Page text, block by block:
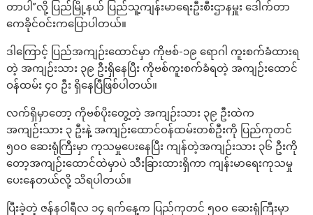
တာပါ”လို့ ပြည်မြို့နယ် ပြည်သူ့ကျန်းမာရေးဦးစီးဌာနမှူး ဒေါက်တာ
ကေခိုင်ဝင်းကပြောပါတယ်။
ဒါကြောင့် ပြည်အကျဉ်းထောင်မှာ ကိုဗစ်-၁၉ ရောဂါ ကူးစက်ခံထားရ
တဲ့ အကျဉ်းသား ၃၉ ဦးရှိနေပြီး ကိုဗစ်ကူးစက်ခံရတဲ့ အကျဉ်းထောင်
ဝန်ထမ်း ၄၀ ဦး ရှိနေပြီဖြစ်ပါတယ်။
လက်ရှိမှာတော့ ကိုဗစ်ပိုးတွေ့တဲ့ အကျဉ်းသား ၃၉ ဦးထဲက
အကျဉ်းသား ၃ ဦးနဲ့ အကျဉ်းထောင်ဝန်ထမ်းတစ်ဦးကို ပြည်ကုတင်
၅၀၀ ဆေးရုံကြီးမှာ ကုသမှုပေးနေပြီး ကျန်တဲ့အကျဉ်းသား ၃၆ ဦးကို
တော့အကျဉ်းထောင်ထဲမှာပဲ သီးခြားထားရှိကာ ကျန်းမာရေးကုသမှု
ပေးနေတယ်လို့ သိရပါတယ်။
ပြီးခဲ့တဲ့ ဇန်နဝါရီလ ၁၄ ရက်နေ့က ပြည်ကုတင် ၅၀၀ ဆေးရုံကြီးမှာ